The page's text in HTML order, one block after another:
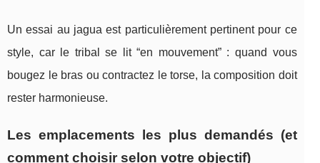
Un essai au jagua est particulièrement pertinent pour ce
style, car le tribal se lit “en mouvement” : quand vous
bougez le bras ou contractez le torse, la composition doit
rester harmonieuse.
Les emplacements les plus demandés (et
comment choisir selon votre objectif)